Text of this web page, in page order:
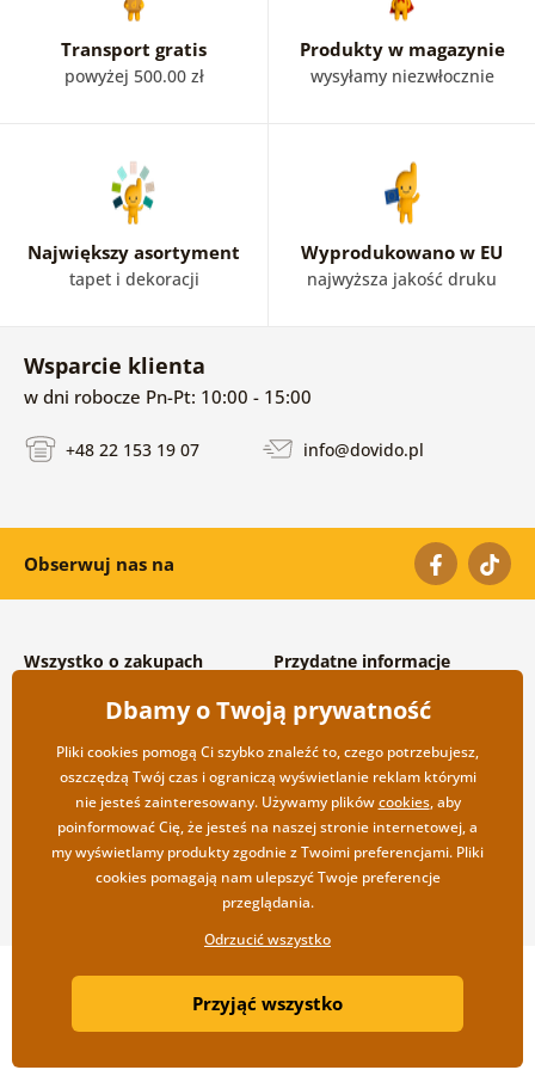
Transport gratis
powyżej 500.00 zł
Produkty w magazynie
wysyłamy niezwłocznie
Największy asortyment
tapet i dekoracji
Wyprodukowano w EU
najwyższa jakość druku
Wsparcie klienta
w dni robocze Pn-Pt: 10:00 - 15:00
+48 22 153 19 07 info@dovido.pl
Obserwuj nas na
Wszystko o zakupach
Warunki handlowe i
reklamacyjne
Prywatność
Opcje wysyłki i płatności
Zwrot towarów
Przydatne informacje
Często zadawane pytania
Kontakt
Współpraca hurtowa
Copyright ©2019 © Dovido.pl.
| Sklep internetowy został stworzony przez
Dbamy o Twoją prywatność
Pliki cookies pomogą Ci szybko znaleźć to, czego potrzebujesz,
oszczędzą Twój czas i ograniczą wyświetlanie reklam którymi
nie jesteś zainteresowany. Używamy plikówcookies, aby
poinformować Cię, że jesteś na naszej stronie internetowej, a
my wyświetlamy produkty zgodnie z Twoimi preferencjami. Pliki
cookies pomagają nam ulepszyć Twoje preferencje
przeglądania.
Odrzucić wszystko
Przyjąć wszystko